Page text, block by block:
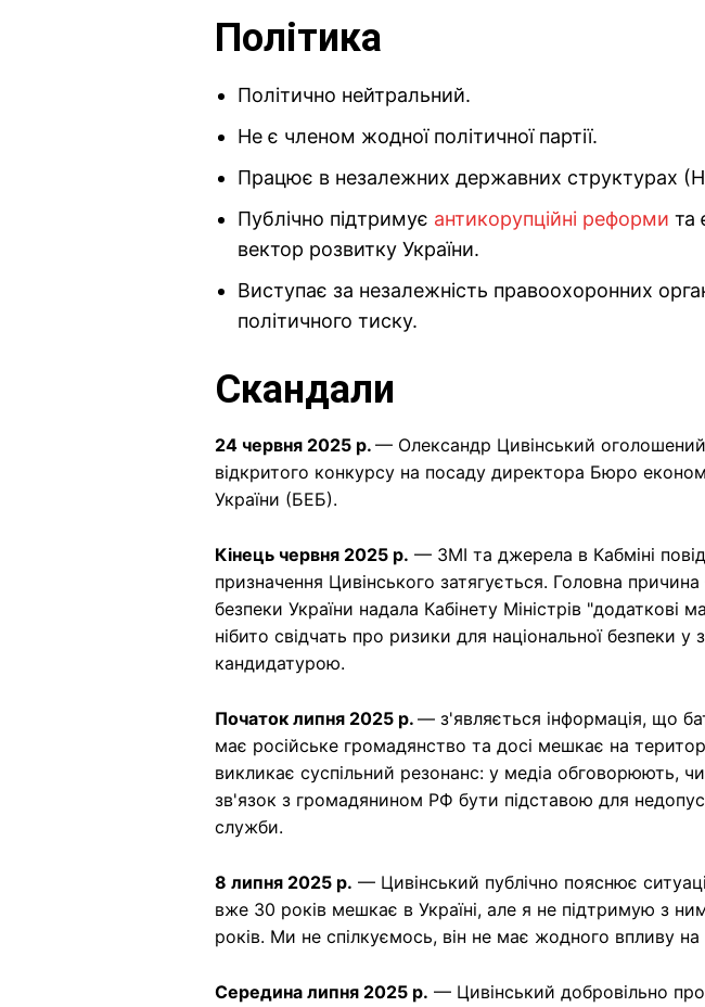
Політика
Політично нейтральний.
Не є членом жодної політичної партії.
Працює в незалежних державних структурах
Публічно підтримує антикорупційні реформи та
вектор розвитку України.
Виступає за незалежність правоохоронних
політичного тиску.
Скандали
24 червня 2025 р. — Олександр Цивінський
відкритого конкурсу на посаду директора Бюро
України (БЕБ).
Кінець червня 2025 р. — ЗМІ та джерела в Кабміні
призначення Цивінського затягується. Головна
безпеки України надала Кабінету Міністрів "додаткові
нібито свідчать про ризики для національної безпеки у
кандидатурою.
Початок липня 2025 р. — з'являється інформація, що
має російське громадянство та досі мешкає на
викликає суспільний резонанс: у медіа обговорюють,
зв'язок з громадянином РФ бути підставою для
служби.
8 липня 2025 р. — Цивінський публічно пояснює
вже 30 років мешкає в Україні, але я не підтримую з
років. Ми не спілкуємось, він не має жодного впливу
Середина липня 2025 р. — Цивінський добровільно